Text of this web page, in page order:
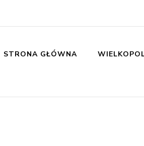
STRONA GŁÓWNA